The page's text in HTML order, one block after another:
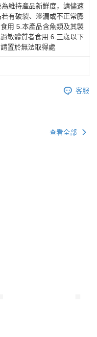
維持產品新鮮度，請儘速
有破裂、滲漏或不正常膨
用 5.本產品含魚類及其製
敏體質者食用 6.三歲以下
置於無法取得處
客服
查看全部